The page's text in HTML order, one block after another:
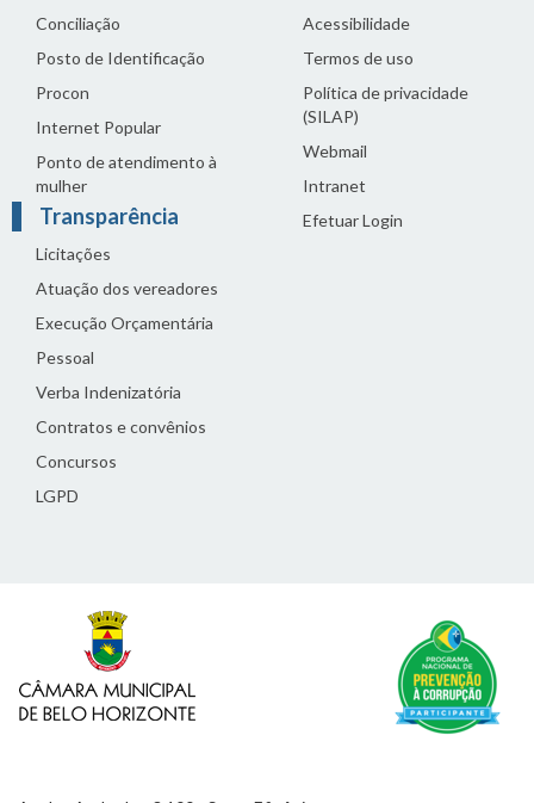
Conciliação
Posto de Identificação
Procon
Internet Popular
Ponto de atendimento à
mulher
Transparência
Licitações
Atuação dos vereadores
Execução Orçamentária
Pessoal
Verba Indenizatória
Contratos e convênios
Concursos
LGPD
Acessibilidade
Termos de uso
Política de privacidade
(SILAP)
Webmail
Intranet
Efetuar Login